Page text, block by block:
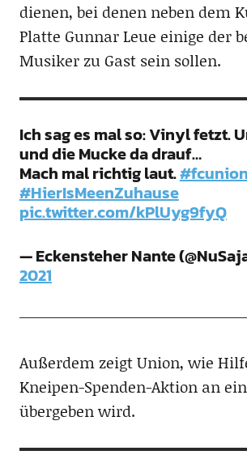
dienen, bei denen neben dem
Platte Gunnar Leue einige der
Musiker zu Gast sein sollen.
Ich sag es mal so: Vinyl fetzt.
und die Mucke da drauf…
Mach mal richtig laut.
#HierIsMeenZuhause
pic.twitter.com/kPlUyg9fyQ
— Eckensteher Nante
2021
Außerdem zeigt Union, wie
Kneipen-Spenden-Aktion an
übergeben wird.